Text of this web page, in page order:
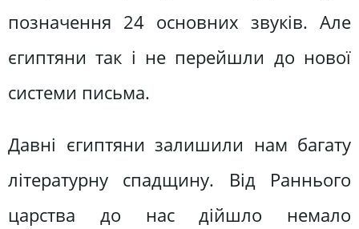
позначення 24 основних звуків. Але
єгиптяни так і не перейшли до нової
системи письма.
Давні єгиптяни залишили нам багату
літературну спадщину. Від Раннього
царства до нас дійшло немало